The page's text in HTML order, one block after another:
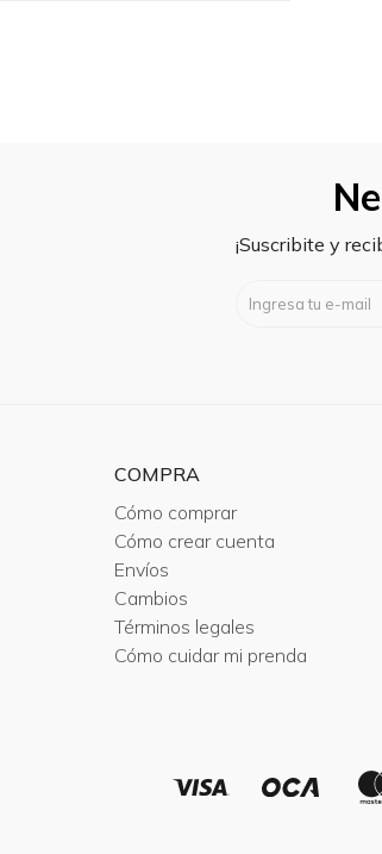
¡Suscribite y
COMPRA
Cómo comprar
Cómo crear cuenta
Envíos
Cambios
Términos legales
Cómo cuidar mi prenda